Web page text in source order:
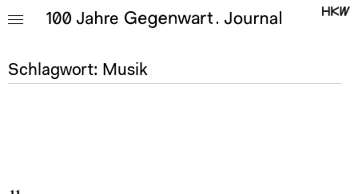
Schlagwort: Musik